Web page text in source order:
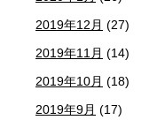
2019年12月 (27)
2019年11月 (14)
2019年10月 (18)
2019年9月 (17)